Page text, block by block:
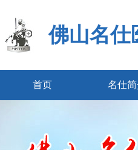
佛山名仕
首页 名仕